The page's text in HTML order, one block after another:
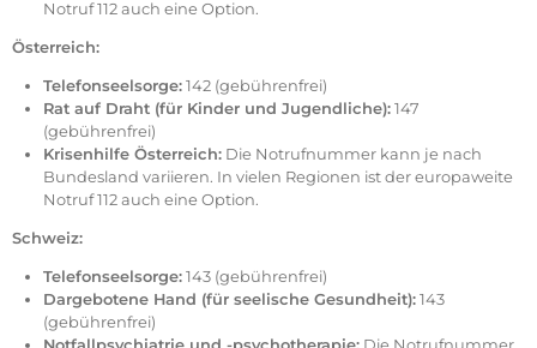
Notruf 112 auch eine Option.
Österreich:
Telefonseelsorge:142 (gebührenfrei)
Rat auf Draht (für Kinder und Jugendliche):147
(gebührenfrei)
Krisenhilfe Österreich:Die Notrufnummer kann je nach
Bundesland variieren. In vielen Regionen ist der europaweite
Notruf 112 auch eine Option.
Schweiz:
Telefonseelsorge:143 (gebührenfrei)
Dargebotene Hand (für seelische Gesundheit):143
(gebührenfrei)
Notfallpsychiatrie und -psychotherapie:Die Notrufnummer